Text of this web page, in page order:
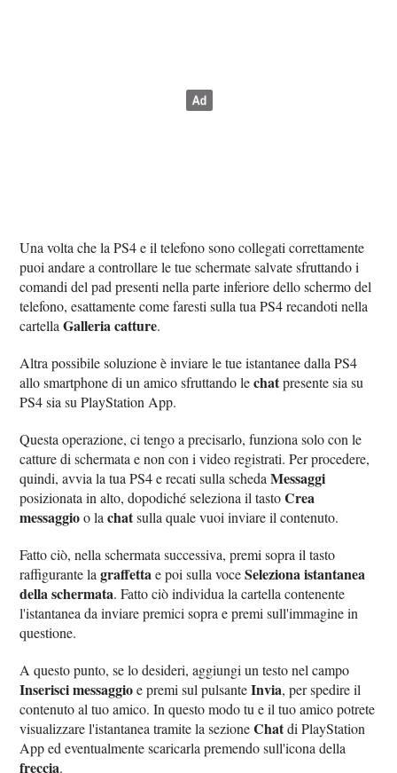
Una volta che la PS4 e il telefono sono collegati correttamente
puoi andare a controllare le tue schermate salvate sfruttando i
comandi del pad presenti nella parte inferiore dello schermo del
telefono, esattamente come faresti sulla tua PS4 recandoti nella
cartellaGalleria catture.
Altra possibile soluzione è inviare le tue istantanee dalla PS4
allo smartphone di un amico sfruttando lechatpresente sia su
PS4 sia su PlayStation App.
Questa operazione, ci tengo a precisarlo, funziona solo con le
catture di schermata e non con i video registrati. Per procedere,
quindi, avvia la tua PS4 e recati sulla schedaMessaggi
posizionata in alto, dopodiché seleziona il tastoCrea
messaggioo lachatsulla quale vuoi inviare il contenuto.
Fatto ciò, nella schermata successiva, premi sopra il tasto
raffigurante lagraffettae poi sulla voceSeleziona istantanea
della schermata. Fatto ciò individua la cartella contenente
l'istantanea da inviare premici sopra e premi sull'immagine in
questione.
A questo punto, se lo desideri, aggiungi un testo nel campo
Inserisci messaggioe premi sul pulsanteInvia, per spedire il
contenuto al tuo amico. In questo modo tu e il tuo amico potrete
visualizzare l'istantanea tramite la sezioneChatdi PlayStation
App ed eventualmente scaricarla premendo sull'icona della
freccia.